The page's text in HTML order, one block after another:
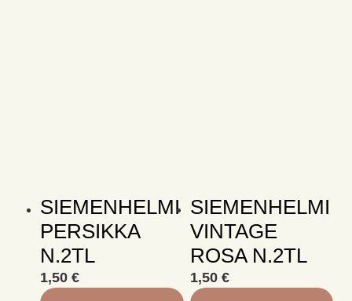
SIEMENHELMI
PERSIKKA
N.2TL
1,50 €
SIEMENHELMI
VINTAGE
ROSA N.2TL
1,50 €